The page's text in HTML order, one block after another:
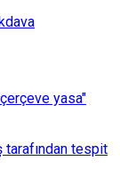
dava
yasa"
tespit